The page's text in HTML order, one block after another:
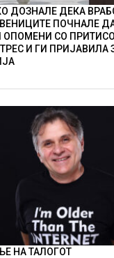
ДОЗНАЛЕ ДЕКА
ПОЧНАЛЕ
СО
И ГИ ПРИЈАВИЛА
НА ТАЛОГОТ